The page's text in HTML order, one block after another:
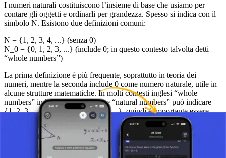
I numeri naturali costituiscono l’insieme di base che usiamo per
contare gli oggetti e ordinarli per grandezza. Spesso si indica con il
simbolo N. Esistono due definizioni comuni:
N = {1, 2, 3, 4, ...} (senza 0)
N_0 = {0, 1, 2, 3, ...} (include 0; in questo contesto talvolta detti
“whole numbers”)
La prima definizione è più frequente, soprattutto in teoria dei
numeri, mentre la seconda include 0 come numero naturale, utile in
alcune strutture matematiche. In molti contesti inglesi “whole
numbers” indica {0, 1, 2, 3, ...} e “natural numbers” può indicare
{1, 2, 3, ...} o talvolta {0, 1, 2, 3, ...}, quindi è importante essere
L’insieme dei numeri interi